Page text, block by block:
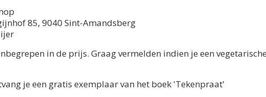
85, 9040 Sint-Amandsberg
in de prijs. Graag vermelden indien je een
je een gratis exemplaar van het boek 'Tekenpraat'